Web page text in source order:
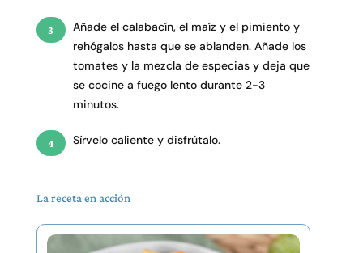
Añade el calabacín, el maíz y el pimiento y
rehógalos hasta que se ablanden. Añade los
tomates y la mezcla de especias y deja que
se cocine a fuego lento durante 2-3
minutos.
Sírvelo caliente y disfrútalo.
La receta en acción